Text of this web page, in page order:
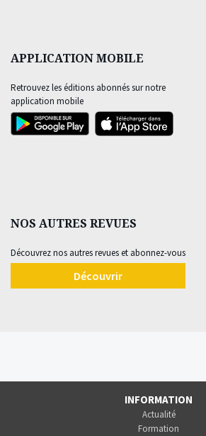
APPLICATION MOBILE
Retrouvez les éditions abonnés sur notre
application mobile
NOS AUTRES REVUES
Découvrez nos autres revues et abonnez-vous
Découvrir
INFORMATION
Actualité
Formation